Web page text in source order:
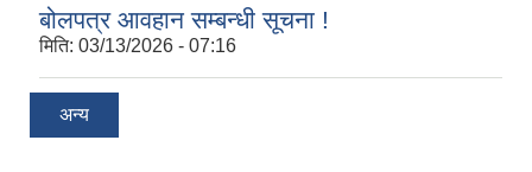
बोलपत्र आवहान सम्बन्धी सूचना !
मिति: 03/13/2026 - 07:16
अन्य